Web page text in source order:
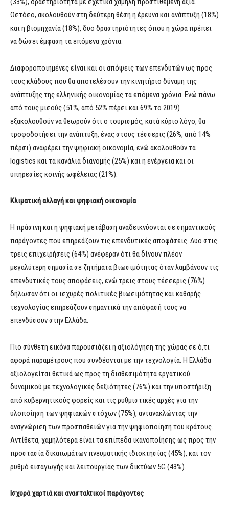
Ωστόσο, ακολουθούν στη δεύτερη θέση η έρευνα και ανάπτυξη (18%)
και η βιομηχανία (18%), δυο δραστηριότητες όπου η χώρα πρέπει
να δώσει έμφαση τα επόμενα χρόνια.
Διαφοροποιημένες είναι και οι απόψεις των επενδυτών ως προς
τους κλάδους που θα αποτελέσουν την κινητήριο δύναμη της
ανάπτυξης της ελληνικής οικονομίας τα επόμενα χρόνια. Ενώ πάνω
από τους μισούς (51%, από 52% πέρσι και 69% το 2019)
εξακολουθούν να θεωρούν ότι ο τουρισμός, κατά κύριο λόγο, θα
τροφοδοτήσει την ανάπτυξη, ένας στους τέσσερις (26%, από 14%
πέρσι) αναφέρει την ψηφιακή οικονομία, ενώ ακολουθούν τα
logistics και τα κανάλια διανομής (25%) και η ενέργεια και οι
υπηρεσίες κοινής ωφέλειας (21%).
Κλιματική αλλαγή και ψηφιακή οικονομία
Η πράσινη και η ψηφιακή μετάβαση αναδεικνύονται σε σημαντικούς
παράγοντες που επηρεάζουν τις επενδυτικές αποφάσεις. Δυο στις
τρεις επιχειρήσεις (64%) ανέφεραν ότι θα δίνουν πλέον
μεγαλύτερη σημασία σε ζητήματα βιωσιμότητας όταν λαμβάνουν τις
επενδυτικές τους αποφάσεις, ενώ τρεις στους τέσσερις (76%)
δήλωσαν ότι οι ισχυρές πολιτικές βιωσιμότητας και καθαρής
τεχνολογίας επηρεάζουν σημαντικά την απόφασή τους να
επενδύσουν στην Ελλάδα.
Πιο σύνθετη εικόνα παρουσιάζει η αξιολόγηση της χώρας σε ό,τι
αφορά παραμέτρους που συνδέονται με την τεχνολογία. Η Ελλάδα
αξιολογείται θετικά ως προς τη διαθεσιμότητα εργατικού
δυναμικού με τεχνολογικές δεξιότητες (76%) και την υποστήριξη
από κυβερνητικούς φορείς και τις ρυθμιστικές αρχές για την
υλοποίηση των ψηφιακών στόχων (75%), αντανακλώντας την
αναγνώριση των προσπαθειών για την ψηφιοποίηση του κράτους.
Αντίθετα, χαμηλότερα είναι τα επίπεδα ικανοποίησης ως προς την
προστασία δικαιωμάτων πνευματικής ιδιοκτησίας (45%), και τον
ρυθμό εισαγωγής και λειτουργίας των δικτύων 5G (43%).
Ισχυρά χαρτιά και ανασταλτικοί παράγοντες